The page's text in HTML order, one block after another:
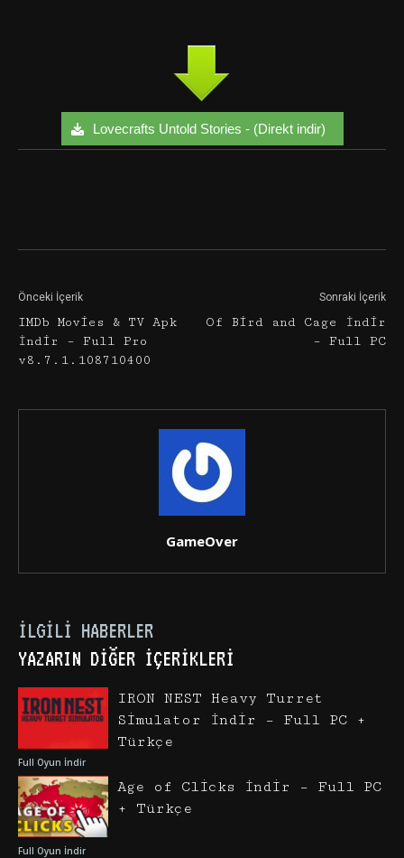
Lovecrafts Untold Stories - (Direkt indir)
Önceki İçerik
IMDb Movies & TV Apk
İndir – Full Pro
v8.7.1.108710400
Sonraki İçerik
Of Bird and Cage İndir
– Full PC
GameOver
İLGILI HABERLER
YAZARIN DIĞER İÇERIKLERI
Full Oyun İndir
IRON NEST Heavy Turret
Simulator İndir – Full PC +
Türkçe
Full Oyun İndir
Age of Clicks İndir – Full PC
+ Türkçe